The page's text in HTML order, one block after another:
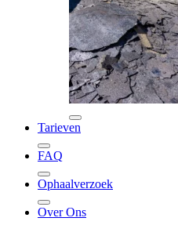
Tarieven
FAQ
Ophaalverzoek
Over Ons